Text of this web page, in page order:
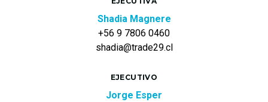
Shadia Magnere
+56 9 7806 0460
shadia@trade29.cl
EJECUTIVO
Jorge Esper